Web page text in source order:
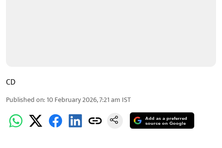
CD
Published on:10 February 2026, 7:21 am IST
Add as a preferred
source on Google